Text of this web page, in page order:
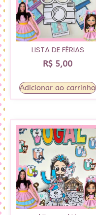
LISTA DE FÉRIAS
R$ 5,00
Adicionar ao carrinho